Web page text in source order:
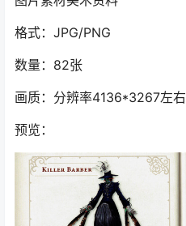
格式：JPG/PNG
数量：82张
画质：分辨率4136*3267左右
预览：